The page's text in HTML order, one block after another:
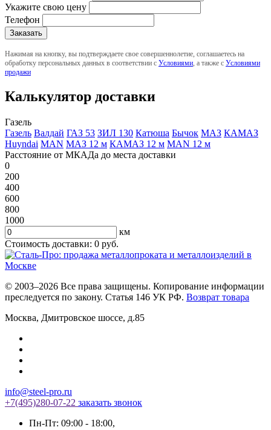
Укажите свою цену
Телефон
Нажимая на кнопку, вы подтверждаете свое совершеннолетие, соглашаетесь на
обработку персональных данных в соответствии с Условиями , а также с Условиями
продажи
Калькулятор доставки
Газель
Газель Валдай ГАЗ 53 ЗИЛ 130 Катюша Бычок МАЗ КАМАЗ
Huyndai MAN МАЗ 12 м КАМАЗ 12 м MAN 12 м
Расстояние от МКАДа до места доставки
0
200
400
600
800
1000
км
Стоимость доставки: 0 руб.
© 2003–2026 Все права защищены. Копирование информации
преследуется по закону. Статья 146 УК РФ. Возврат товара
Москва, Дмитровское шоссе, д.85
info@steel-pro.ru
+7(495)280-07-22 заказать звонок
Пн-Пт: 09:00 - 18:00,